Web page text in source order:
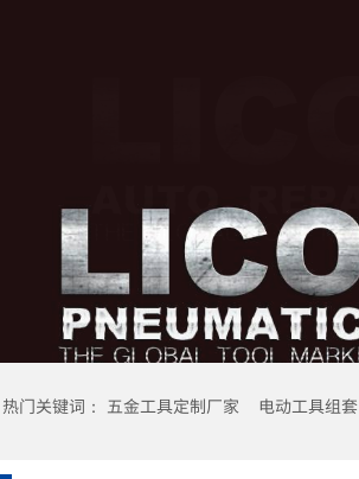
热门关键词： 五金工具定制厂家 电动工具组套